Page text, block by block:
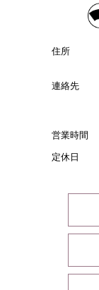
住所
連絡先
営業時間
定休日